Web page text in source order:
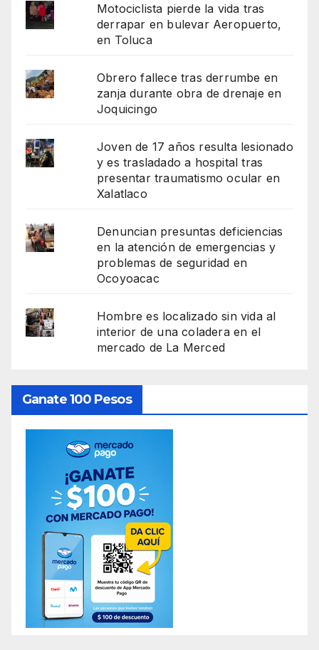
Motociclista pierde la vida tras
derrapar en bulevar Aeropuerto,
en Toluca
Obrero fallece tras derrumbe en
zanja durante obra de drenaje en
Joquicingo
Joven de 17 años resulta lesionado
y es trasladado a hospital tras
presentar traumatismo ocular en
Xalatlaco
Denuncian presuntas deficiencias
en la atención de emergencias y
problemas de seguridad en
Ocoyoacac
Hombre es localizado sin vida al
interior de una coladera en el
mercado de La Merced
Ganate 100 Pesos